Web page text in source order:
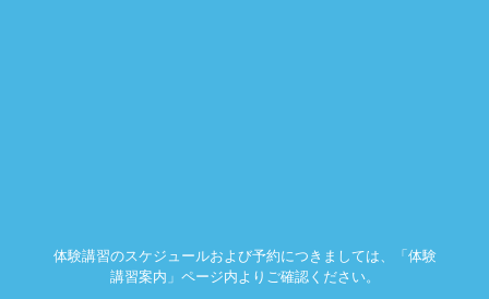
体験講習のスケジュールおよび予約につきましては、「体験
講習案内」ページ内よりご確認ください。